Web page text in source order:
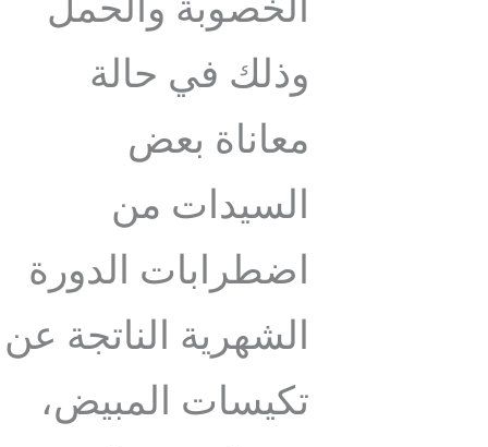
الخصوبة والحمل
وذلك في حالة
معاناة بعض
السيدات من
اضطرابات الدورة
الشهرية الناتجة عن
تكيسات المبيض،